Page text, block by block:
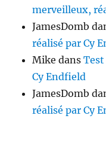
merveilleux,
JamesDomb
réalisé par Cy
Mike dans
Cy Endfield
JamesDomb
réalisé par Cy